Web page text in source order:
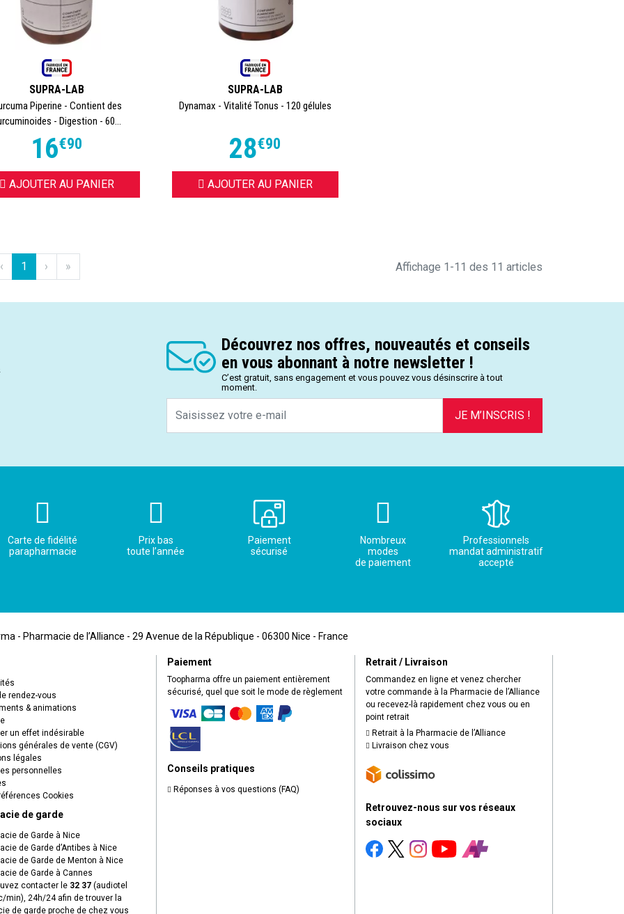
SUPRA-LAB
Piperine - Contient des
- Digestion - 60...
16€90
AJOUTER AU PANIER
SUPRA-LAB
Dynamax - Vitalité Tonus - 120 gélules
28€90
AJOUTER AU PANIER
Affichage 1-11 des 11 articles
‹ 1 › »
Découvrez nos offres, nouveautés et conseils
en vous abonnant à notre newsletter !
C’est gratuit, sans engagement et vous pouvez vous désinscrire à tout
moment.
JE M’INSCRIS !
Carte de fidélité
parapharmacie
Prix bas
toute l’année
Paiement
sécurisé
Nombreux
modes
de paiement
Professionnels
mandat administratif
accepté
- Pharmacie de l’Alliance - 29 Avenue de la République - 06300 Nice - France
rendez-vous
& animations
un effet indésirable
générales de vente (CGV)
légales
personnelles
Cookies
de garde
de Garde à Nice
de Garde d’Antibes à Nice
de Garde de Menton à Nice
de Garde à Cannes
contacter le 32 37 (audiotel
min), 24h/24 afin de trouver la
de garde proche de chez vous
Paiement
Toopharma offre un paiement entièrement
sécurisé, quel que soit le mode de règlement
Conseils pratiques
Réponses à vos questions (FAQ)
Retrait / Livraison
Commandez en ligne et venez chercher
votre commande à la Pharmacie de l’Alliance
ou recevez-là rapidement chez vous ou en
point retrait
Retrait à la Pharmacie de l’Alliance
Livraison chez vous
Retrouvez-nous sur vos réseaux
sociaux